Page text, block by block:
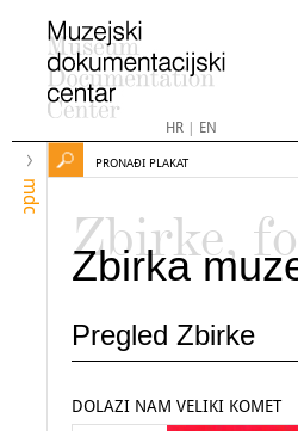
HR| EN
mdc
PRONAĐI PLAKAT
Zbirke,
Zbirka
Pregled Zbirke
DOLAZI NAM VELIKI KOMET